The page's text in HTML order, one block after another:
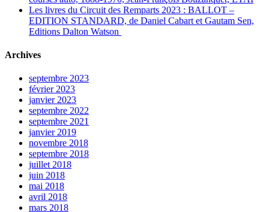
Les livres du Circuit des Remparts 2023 : BALLOT –
EDITION STANDARD, de Daniel Cabart et Gautam Sen,
Editions Dalton Watson
Archives
septembre 2023
février 2023
janvier 2023
septembre 2022
septembre 2021
janvier 2019
novembre 2018
septembre 2018
juillet 2018
juin 2018
mai 2018
avril 2018
mars 2018